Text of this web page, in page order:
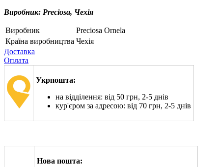
Виробник: Preciosa, Чехія
Виробник
Preciosa Ornela
Країна виробництва Чехія
Доставка
Оплата
Укрпошта:
на відділення: від 50 грн, 2-5 днів
кур'єром за адресою: від 70 грн, 2-5 днів
Нова пошта: